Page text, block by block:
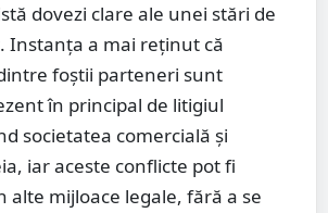
dovezi clare ale unei stări de
Instanța a mai reținut că
foștii parteneri sunt
în principal de litigiul
societatea comercială și
iar aceste conflicte pot fi
alte mijloace legale, fără a se